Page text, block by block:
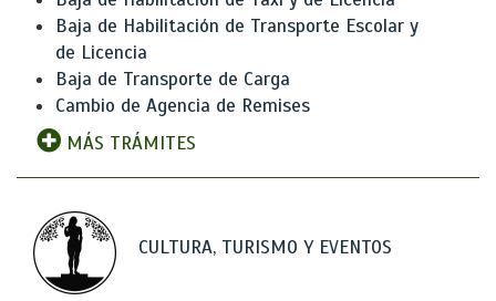
Baja de Habilitación de Transporte Escolar y
de Licencia
Baja de Transporte de Carga
Cambio de Agencia de Remises
MÁS TRÁMITES
CULTURA, TURISMO Y EVENTOS